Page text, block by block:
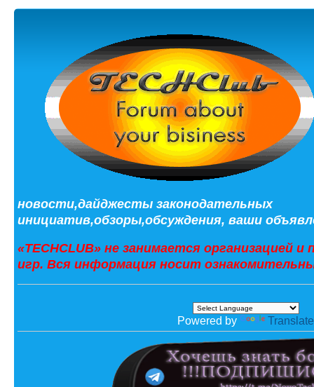
новости,дайджесты законодательных
инициатив,обзоры,обсуждения, ваши
«TECHCLUB» не занимается организацией
игр. Вся информация носит
Powered by Translate